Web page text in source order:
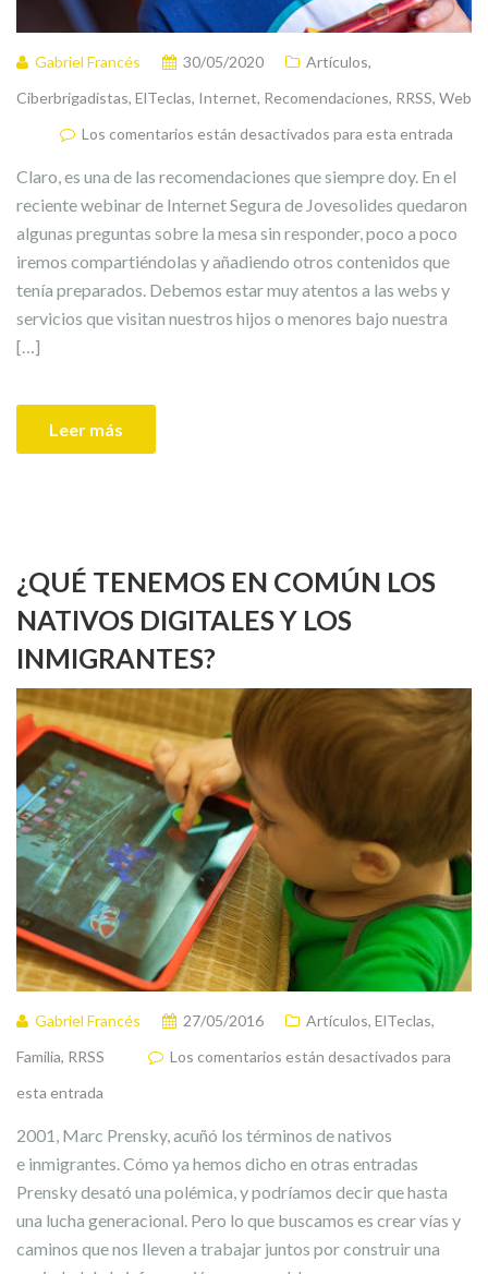
Gabriel Francés 30/05/2020 Artículos,
Ciberbrigadistas, ElTeclas, Internet, Recomendaciones, RRSS, Web
Los comentarios están desactivados para esta entrada
Claro, es una de las recomendaciones que siempre doy. En el
reciente webinar de Internet Segura de Jovesolides quedaron
algunas preguntas sobre la mesa sin responder, poco a poco
iremos compartiéndolas y añadiendo otros contenidos que
tenía preparados. Debemos estar muy atentos a las webs y
servicios que visitan nuestros hijos o menores bajo nuestra
[…]
Leer más
¿QUÉ TENEMOS EN COMÚN LOS
NATIVOS DIGITALES Y LOS
INMIGRANTES?
Gabriel Francés 27/05/2016 Artículos, ElTeclas,
Familia, RRSS
Los comentarios están desactivados para
esta entrada
2001, Marc Prensky, acuñó los términos de nativos
e inmigrantes. Cómo ya hemos dicho en otras entradas
Prensky desató una polémica, y podríamos decir que hasta
una lucha generacional. Pero lo que buscamos es crear vías y
caminos que nos lleven a trabajar juntos por construir una